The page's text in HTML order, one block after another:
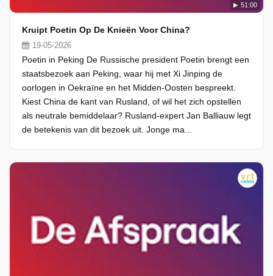
51:00
Kruipt Poetin Op De Knieën Voor China?
19-05-2026
Poetin in Peking De Russische president Poetin brengt een
staatsbezoek aan Peking, waar hij met Xi Jinping de
oorlogen in Oekraïne en het Midden-Oosten bespreekt.
Kiest China de kant van Rusland, of wil het zich opstellen
als neutrale bemiddelaar? Rusland-expert Jan Balliauw legt
de betekenis van dit bezoek uit. Jonge ma...